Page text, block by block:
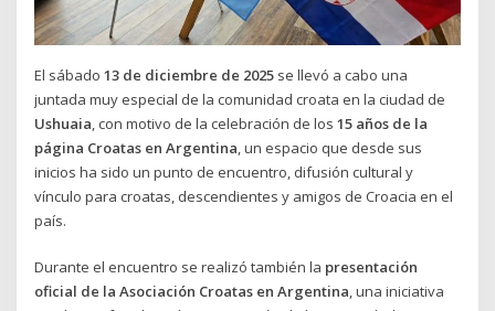
El sábado13 de diciembre de 2025 se llevó a cabo una
juntada muy especial de la comunidad croata en la ciudad de
Ushuaia, con motivo de la celebración de los15 años de la
página Croatas en Argentina, un espacio que desde sus
inicios ha sido un punto de encuentro, difusión cultural y
vínculo para croatas, descendientes y amigos de Croacia en el
país.
Durante el encuentro se realizó también la presentación
oficial de la Asociación Croatas en Argentina, una iniciativa